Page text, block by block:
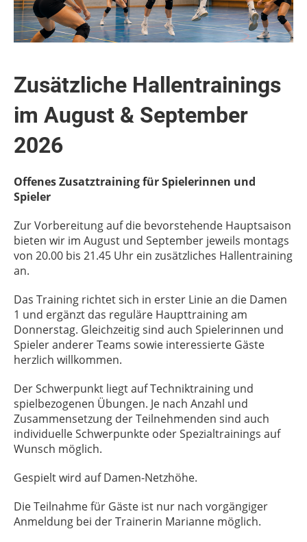
Zusätzliche Hallentrainings
im August & September
2026
Offenes Zusatztraining für Spielerinnen und
Spieler
Zur Vorbereitung auf die bevorstehende Hauptsaison
bieten wir im August und September jeweils montags
von 20.00 bis 21.45 Uhr ein zusätzliches Hallentraining
an.
Das Training richtet sich in erster Linie an die Damen
1 und ergänzt das reguläre Haupttraining am
Donnerstag. Gleichzeitig sind auch Spielerinnen und
Spieler anderer Teams sowie interessierte Gäste
herzlich willkommen.
Der Schwerpunkt liegt auf Techniktraining und
spielbezogenen Übungen. Je nach Anzahl und
Zusammensetzung der Teilnehmenden sind auch
individuelle Schwerpunkte oder Spezialtrainings auf
Wunsch möglich.
Gespielt wird auf Damen-Netzhöhe.
Die Teilnahme für Gäste ist nur nach vorgängiger
Anmeldung bei der Trainerin Marianne möglich.